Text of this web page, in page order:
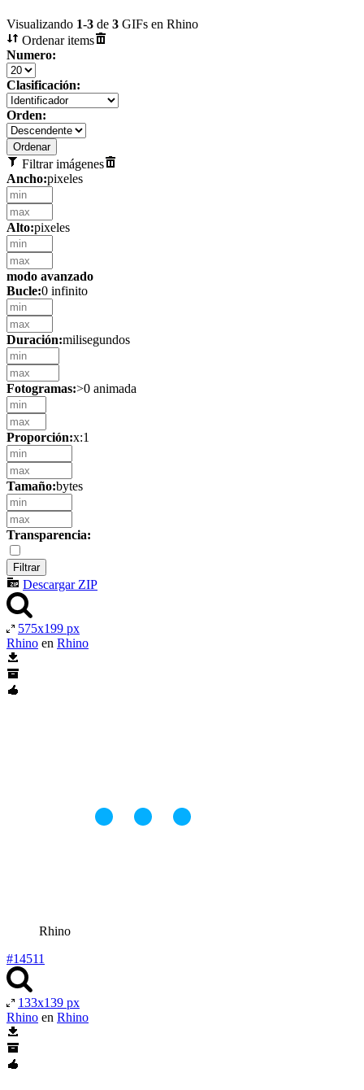
Visualizando 1-3 de 3 GIFs en Rhino
Ordenar items
Numero:
Clasificación:
Orden:
Filtrar imágenes
Ancho:pixeles
Alto:pixeles
modo avanzado
Bucle:0 infinito
Duración:milisegundos
Fotogramas:>0 animada
Proporción:x:1
Tamaño:bytes
Transparencia:
Descargar ZIP
575x199 px
Rhino en Rhino
Rhino
#14511
133x139 px
Rhino en Rhino